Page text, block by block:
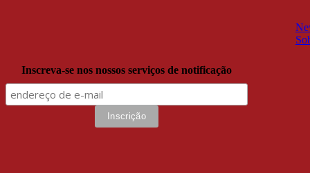
Inscreva-se nos nossos serviços de notificação